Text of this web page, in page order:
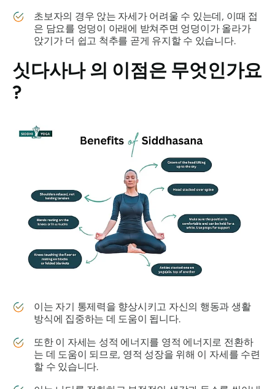
초보자의 경우 앉는 자세가 어려울 수 있는데, 이때 접
은 담요를 엉덩이 아래에 받쳐주면 엉덩이가 올라가
앉기가 더 쉽고 척추를 곧게 유지할 수 있습니다.
싯다사나의 이점은 무엇인가요
?
이는 자기 통제력을 향상시키고 자신의 행동과 생활
방식에 집중하는 데 도움이 됩니다.
또한 이 자세는 성적 에너지를 영적 에너지로 전환하
는 데 도움이 되므로, 영적 성장을 위해 이 자세를 수련
할 수 있습니다.